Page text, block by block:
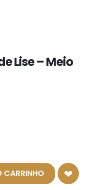
Lise – Meio
CARRINHO